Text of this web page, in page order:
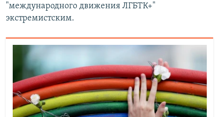
"международного движения ЛГБТК+"
экстремистским.